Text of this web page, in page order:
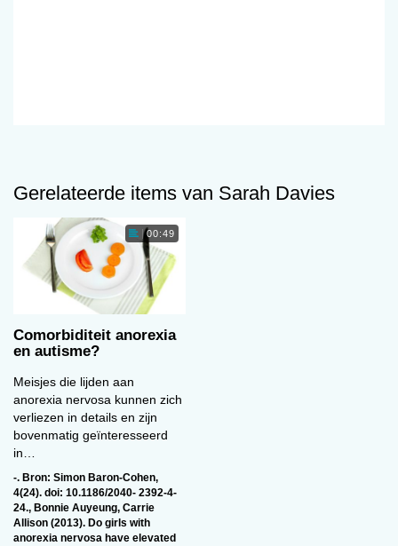
Gerelateerde items van Sarah Davies
00:49
Comorbiditeit anorexia
en autisme?
Meisjes die lijden aan
anorexia nervosa kunnen zich
verliezen in details en zijn
bovenmatig geïnteresseerd
in…
-. Bron: Simon Baron-Cohen,
4(24). doi: 10.1186/2040- 2392-4-
24., Bonnie Auyeung, Carrie
Allison (2013). Do girls with
anorexia nervosa have elevated